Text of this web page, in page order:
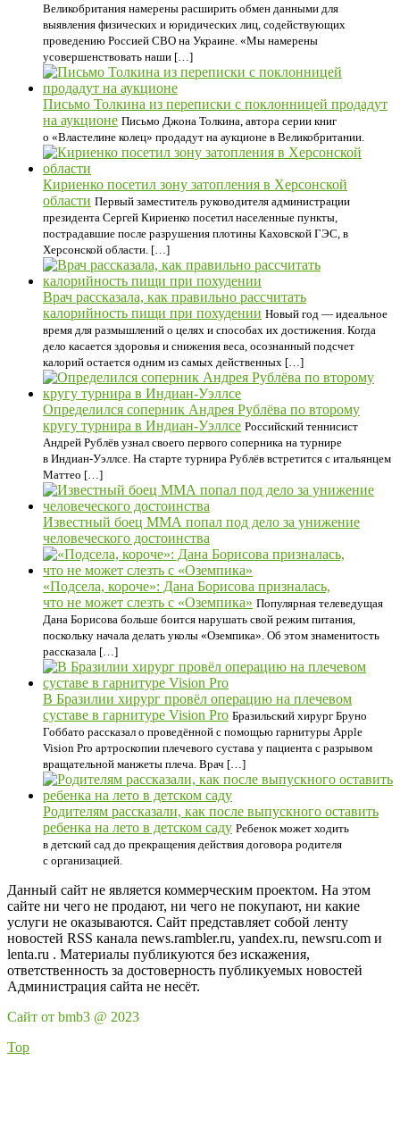
Великобритания намерены расширить обмен данными для
выявления физических и юридических лиц, содействующих
проведению Россией СВО на Украине. «Мы намерены
усовершенствовать наши […]
Письмо Толкина из переписки с поклонницей продадут
на аукционе Письмо Джона Толкина, автора серии книг
о «Властелине колец» продадут на аукционе в Великобритании.
Кириенко посетил зону затопления в Херсонской
области Первый заместитель руководителя администрации
президента Сергей Кириенко посетил населенные пункты,
пострадавшие после разрушения плотины Каховской ГЭС, в
Херсонской области. […]
Врач рассказала, как правильно рассчитать
калорийность пищи при похудении Новый год — идеальное
время для размышлений о целях и способах их достижения. Когда
дело касается здоровья и снижения веса, осознанный подсчет
калорий остается одним из самых действенных […]
Определился соперник Андрея Рублёва по второму
кругу турнира в Индиан-Уэллсе Российский теннисист
Андрей Рублёв узнал своего первого соперника на турнире
в Индиан-Уэллсе. На старте турнира Рублёв встретится с итальянцем
Маттео […]
Известный боец ММА попал под дело за унижение
человеческого достоинства
«Подсела, короче»: Дана Борисова призналась,
что не может слезть с «Оземпика» Популярная телеведущая
Дана Борисова больше боится нарушать свой режим питания,
поскольку начала делать уколы «Оземпика». Об этом знаменитость
рассказала […]
В Бразилии хирург провёл операцию на плечевом
суставе в гарнитуре Vision Pro Бразильский хирург Бруно
Гоббато рассказал о проведённой с помощью гарнитуры Apple
Vision Pro артроскопии плечевого сустава у пациента с разрывом
вращательной манжеты плеча. Врач […]
Родителям рассказали, как после выпускного оставить
ребенка на лето в детском саду Ребенок может ходить
в детский сад до прекращения действия договора родителя
с организацией.
Данный сайт не является коммерческим проектом. На этом
сайте ни чего не продают, ни чего не покупают, ни какие
услуги не оказываются. Сайт представляет собой ленту
новостей RSS канала news.rambler.ru, yandex.ru, newsru.com и
lenta.ru . Материалы публикуются без искажения,
ответственность за достоверность публикуемых новостей
Администрация сайта не несёт.
Сайт от bmb3 @ 2023
Top